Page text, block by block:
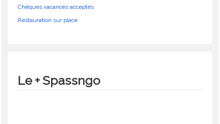
Chèques vacances acceptés
Restauration sur place
Le + Spassngo